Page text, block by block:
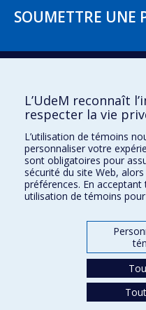
SOUMETTRE UNE
Faculté des
Pavillon Marie-Victorin
90, avenue Vincent-d'Indy
Montréal (Québec) H2V 2S9
L’UdeM reconnaît
respecter la vie
L’utilisation de témoins
personnaliser votre
sont obligatoires pour
sécurité du site Web,
préférences. En
utilisation de témoins